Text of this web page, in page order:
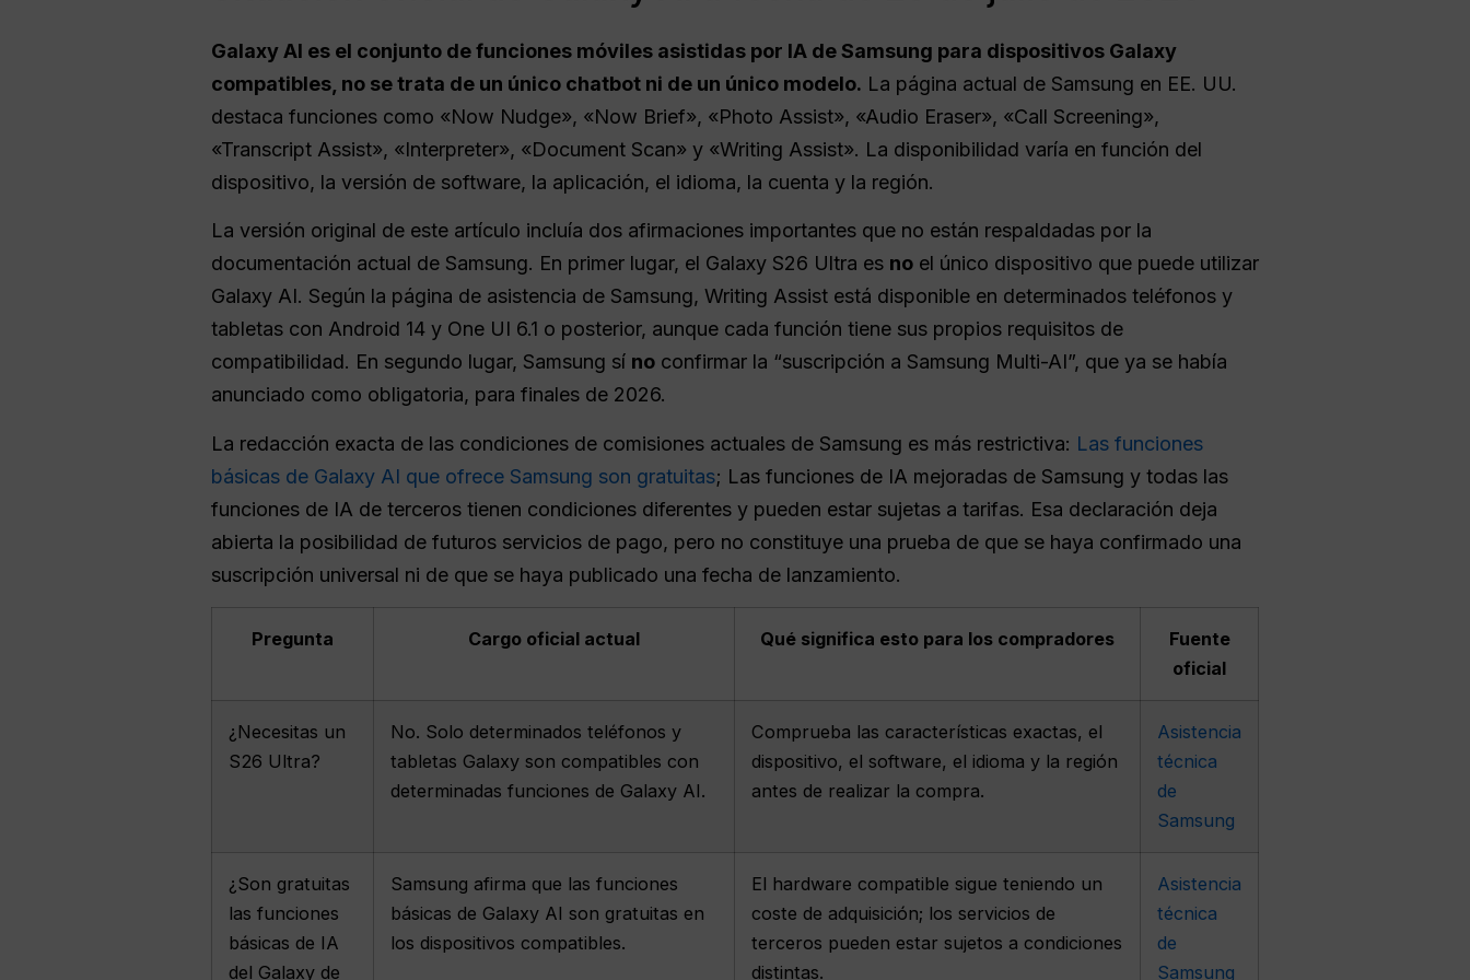
Galaxy AI es el conjunto de funciones móviles asistidas por IA de Samsung para dispositivos Galaxy
compatibles, no se trata de un único chatbot ni de un único modelo. La página actual de Samsung en EE. UU.
destaca funciones como «Now Nudge», «Now Brief», «Photo Assist», «Audio Eraser», «Call Screening»,
«Transcript Assist», «Interpreter», «Document Scan» y «Writing Assist». La disponibilidad varía en función del
dispositivo, la versión de software, la aplicación, el idioma, la cuenta y la región.
La versión original de este artículo incluía dos afirmaciones importantes que no están respaldadas por la
documentación actual de Samsung. En primer lugar, el Galaxy S26 Ultra es no el único dispositivo que puede utilizar
Galaxy AI. Según la página de asistencia de Samsung, Writing Assist está disponible en determinados teléfonos y
tabletas con Android 14 y One UI 6.1 o posterior, aunque cada función tiene sus propios requisitos de
compatibilidad. En segundo lugar, Samsung sí no confirmar la “suscripción a Samsung Multi-AI”, que ya se había
anunciado como obligatoria, para finales de 2026.
La redacción exacta de las condiciones de comisiones actuales de Samsung es más restrictiva: Las funciones
básicas de Galaxy AI que ofrece Samsung son gratuitas; Las funciones de IA mejoradas de Samsung y todas las
funciones de IA de terceros tienen condiciones diferentes y pueden estar sujetas a tarifas. Esa declaración deja
abierta la posibilidad de futuros servicios de pago, pero no constituye una prueba de que se haya confirmado una
suscripción universal ni de que se haya publicado una fecha de lanzamiento.
Pregunta Cargo oficial actual Qué significa esto para los compradores
Fuente
oficial
¿Necesitas un
S26 Ultra?
No. Solo determinados teléfonos y
tabletas Galaxy son compatibles con
determinadas funciones de Galaxy AI.
Comprueba las características exactas, el
dispositivo, el software, el idioma y la región
antes de realizar la compra.
Asistencia
técnica
de
Samsung
¿Son gratuitas
las funciones
básicas de IA
del Galaxy de
Samsung afirma que las funciones
básicas de Galaxy AI son gratuitas en
los dispositivos compatibles.
El hardware compatible sigue teniendo un
coste de adquisición; los servicios de
terceros pueden estar sujetos a condiciones
distintas.
Asistencia
técnica
de
Samsung